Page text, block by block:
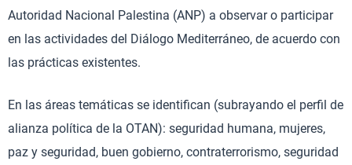
Autoridad Nacional Palestina (ANP) a observar o participar
en las actividades del Diálogo Mediterráneo, de acuerdo con
las prácticas existentes.
En las áreas temáticas se identifican (subrayando el perfil de
alianza política de la OTAN): seguridad humana, mujeres,
paz y seguridad, buen gobierno, contraterrorismo, seguridad